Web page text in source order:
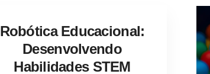
Robótica Educacional:
Desenvolvendo
Habilidades STEM